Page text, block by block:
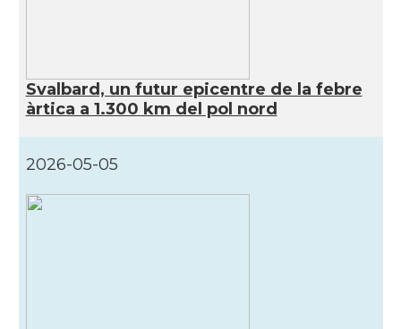
Svalbard, un futur epicentre de la febre
àrtica a 1.300 km del pol nord
2026-05-05